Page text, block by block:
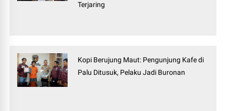
Terjaring
Kopi Berujung Maut: Pengunjung Kafe di
Palu Ditusuk, Pelaku Jadi Buronan